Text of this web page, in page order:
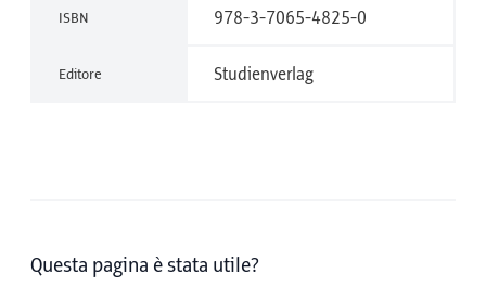
ISBN 978-3-7065-4825-0
Editore Studienverlag
Questa pagina è stata utile?